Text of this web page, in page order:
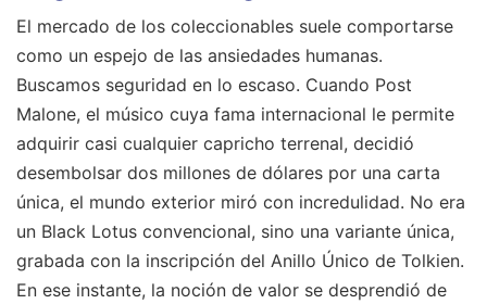
El mercado de los coleccionables suele comportarse
como un espejo de las ansiedades humanas.
Buscamos seguridad en lo escaso. Cuando Post
Malone, el músico cuya fama internacional le permite
adquirir casi cualquier capricho terrenal, decidió
desembolsar dos millones de dólares por una carta
única, el mundo exterior miró con incredulidad. No era
un Black Lotus convencional, sino una variante única,
grabada con la inscripción del Anillo Único de Tolkien.
En ese instante, la noción de valor se desprendió de